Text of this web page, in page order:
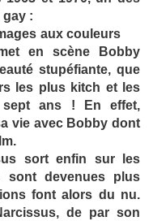
:
aux couleurs
en scène Bobby
stupéfiante, que
les plus kitch et les
ans ! En effet,
vie avec Bobby dont
sort enfin sur les
devenues plus
font alors du nu.
de par son